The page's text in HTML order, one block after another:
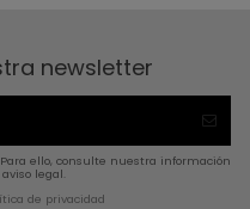
newsletter
ello, consulte nuestra información
legal.
de privacidad